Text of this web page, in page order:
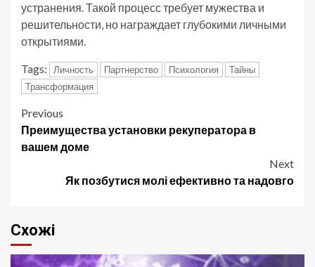
устранения. Такой процесс требует мужества и
решительности, но награждает глубокими личными
открытиями.
Tags: Личность Партнерство Психология
Тайны
Трансформация
Post
navigation
Previous
Преимущества установки рекуператора в
вашем доме
Next
Як позбутися молі ефективно та надовго
Схожі